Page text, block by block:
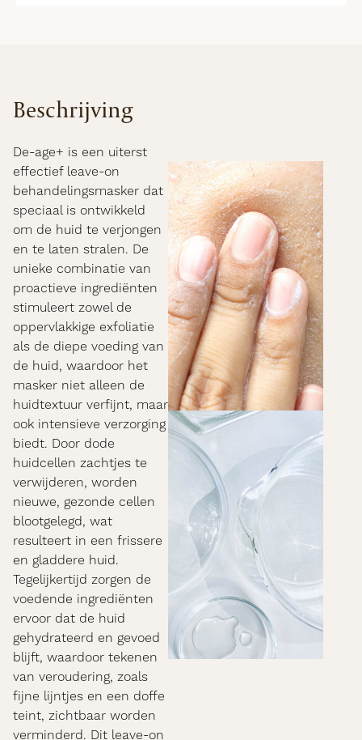
Beschrijving
De-age+ is een uiterst
effectief leave-on
behandelingsmasker dat
speciaal is ontwikkeld
om de huid te verjongen
en te laten stralen. De
unieke combinatie van
proactieve ingrediënten
stimuleert zowel de
oppervlakkige exfoliatie
als de diepe voeding van
de huid, waardoor het
masker niet alleen de
huidtextuur verfijnt, maar
ook intensieve verzorging
biedt. Door dode
huidcellen zachtjes te
verwijderen, worden
nieuwe, gezonde cellen
blootgelegd, wat
resulteert in een frissere
en gladdere huid.
Tegelijkertijd zorgen de
voedende ingrediënten
ervoor dat de huid
gehydrateerd en gevoed
blijft, waardoor tekenen
van veroudering, zoals
fijne lijntjes en een doffe
teint, zichtbaar worden
verminderd. Dit leave-on